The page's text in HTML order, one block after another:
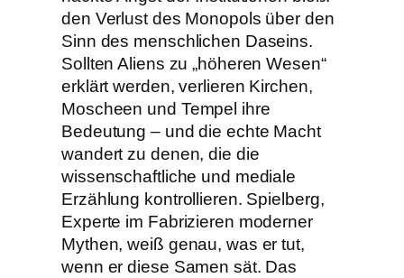
den Verlust des Monopols über den
Sinn des menschlichen Daseins.
Sollten Aliens zu „höheren Wesen“
erklärt werden, verlieren Kirchen,
Moscheen und Tempel ihre
Bedeutung – und die echte Macht
wandert zu denen, die die
wissenschaftliche und mediale
Erzählung kontrollieren. Spielberg,
Experte im Fabrizieren moderner
Mythen, weiß genau, was er tut,
wenn er diese Samen sät. Das